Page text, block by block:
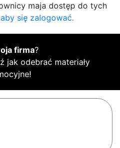
maja dostęp do tych
się zalogować.
firma?
jak odebrać materiały